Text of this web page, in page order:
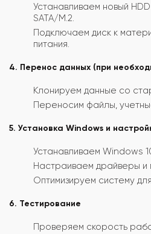
Устанавливаем новый
SATA/M.2.
Подключаем диск к
питания.
4. Перенос данных (при
Клонируем данные со
Переносим файлы,
5. Установка Windows и
Устанавливаем Windows 10
Настраиваем драйверы и
Оптимизируем систему
6. Тестирование
Проверяем скорость